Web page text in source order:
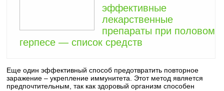
эффективные
лекарственные
препараты при половом
герпесе — список средств
Еще один эффективный способ предотвратить повторное
заражение – укрепление иммунитета. Этот метод является
предпочтительным, так как здоровый организм способен